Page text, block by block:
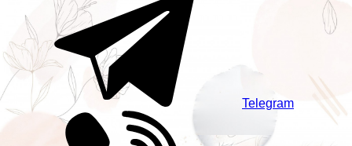
Telegram